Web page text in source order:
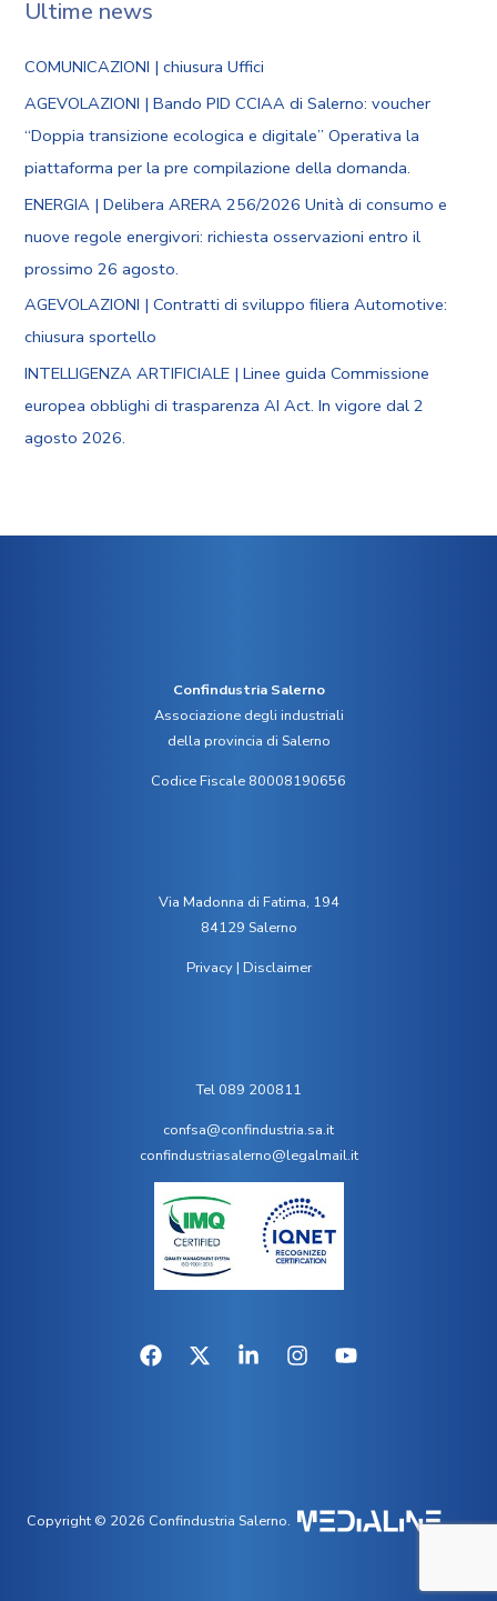
Ultime news
COMUNICAZIONI | chiusura Uffici
AGEVOLAZIONI | Bando PID CCIAA di Salerno: voucher
“Doppia transizione ecologica e digitale” Operativa la
piattaforma per la pre compilazione della domanda.
ENERGIA | Delibera ARERA 256/2026 Unità di consumo e
nuove regole energivori: richiesta osservazioni entro il
prossimo 26 agosto.
AGEVOLAZIONI | Contratti di sviluppo filiera Automotive:
chiusura sportello
INTELLIGENZA ARTIFICIALE | Linee guida Commissione
europea obblighi di trasparenza AI Act. In vigore dal 2
agosto 2026.
Confindustria Salerno
Associazione degli industriali
della provincia di Salerno
Codice Fiscale 80008190656
Via Madonna di Fatima, 194
84129 Salerno
Privacy| Disclaimer
Tel 089 200811
confsa@confindustria.sa.it
confindustriasalerno@legalmail.it
Copyright © 2026 Confindustria Salerno.